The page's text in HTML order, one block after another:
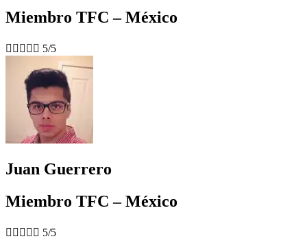
Miembro TFC – México
     5/5
Juan Guerrero
Miembro TFC – México
     5/5